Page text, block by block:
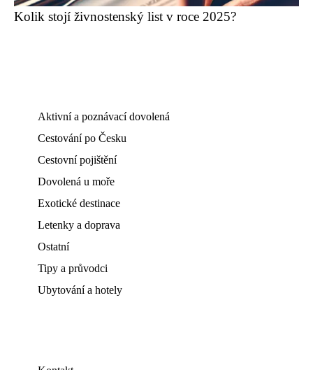
Kolik stojí živnostenský list v roce 2025?
Aktivní a poznávací dovolená
Cestování po Česku
Cestovní pojištění
Dovolená u moře
Exotické destinace
Letenky a doprava
Ostatní
Tipy a průvodci
Ubytování a hotely